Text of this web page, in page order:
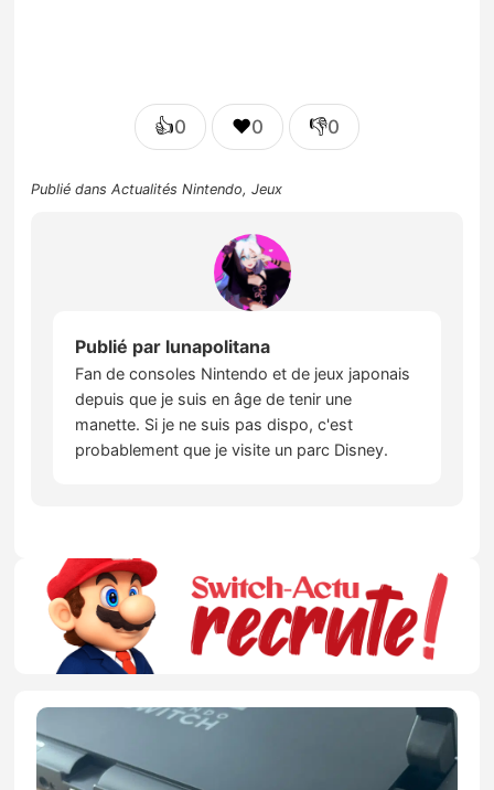
👍0 ❤️0 👎0
Publié dansActualités Nintendo,Jeux
Publié par lunapolitana
Fan de consoles Nintendo et de jeux japonais
depuis que je suis en âge de tenir une
manette. Si je ne suis pas dispo, c'est
probablement que je visite un parc Disney.